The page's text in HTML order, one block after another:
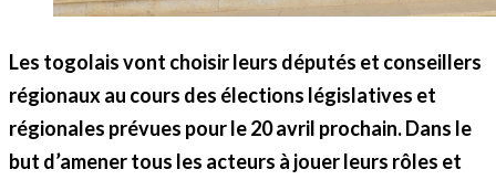
Les togolais vont choisir leurs députés et conseillers
régionaux au cours des élections législatives et
régionales prévues pour le 20 avril prochain. Dans le
but d’amener tous les acteurs à jouer leurs rôles et